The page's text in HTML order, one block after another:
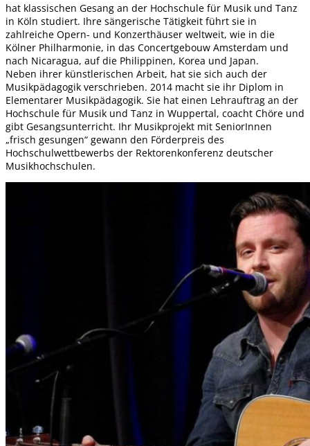
hat klassischen Gesang an der Hochschule für Musik und Tanz
in Köln studiert. Ihre sängerische Tätigkeit führt sie in
zahlreiche Opern- und Konzerthäuser weltweit, wie in die
Kölner Philharmonie, in das Concertgebouw Amsterdam und
nach Nicaragua, auf die Philippinen, Korea und Japan.
Neben ihrer künstlerischen Arbeit, hat sie sich auch der
Musikpädagogik verschrieben. 2014 macht sie ihr Diplom in
Elementarer Musikpädagogik. Sie hat einen Lehrauftrag an der
Hochschule für Musik und Tanz in Wuppertal, coacht Chöre und
gibt Gesangsunterricht. Ihr Musikprojekt mit SeniorInnen
„frisch gesungen“ gewann den Förderpreis des
Hochschulwettbewerbs der Rektorenkonferenz deutscher
Musikhochschulen.